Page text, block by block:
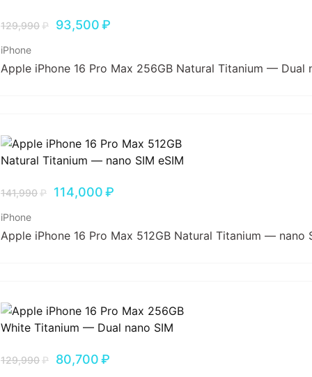
129,990₽ 93,500₽
iPhone
Apple iPhone 16 Pro Max 256GB Natural Titanium — Dual
141,990₽ 114,000₽
iPhone
Apple iPhone 16 Pro Max 512GB Natural Titanium — nano
129,990₽ 80,700₽